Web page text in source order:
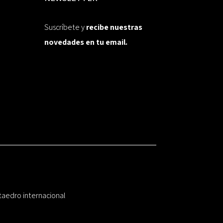
Suscríbete yrecibe nuestras
novedades en tu email.
internacional